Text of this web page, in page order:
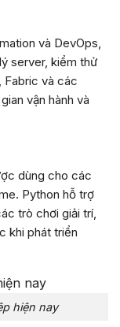
và DevOps,
server, kiểm thử
Fabric và các
vận hành và
dùng cho các
Python hỗ trợ
trò chơi giải trí,
khi phát triển
hiện nay